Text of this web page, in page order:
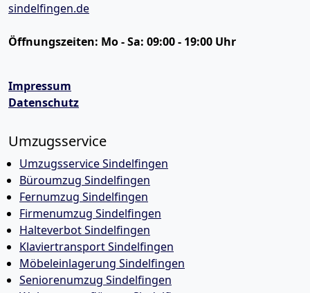
sindelfingen.de
Öffnungszeiten: Mo - Sa: 09:00 - 19:00 Uhr
Impressum
Datenschutz
Umzugsservice
Umzugsservice Sindelfingen
Büroumzug Sindelfingen
Fernumzug Sindelfingen
Firmenumzug Sindelfingen
Halteverbot Sindelfingen
Klaviertransport Sindelfingen
Möbeleinlagerung Sindelfingen
Seniorenumzug Sindelfingen